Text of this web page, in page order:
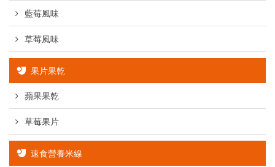
藍莓風味
草莓風味
果片果乾
蘋果果乾
草莓果片
速食營養米線